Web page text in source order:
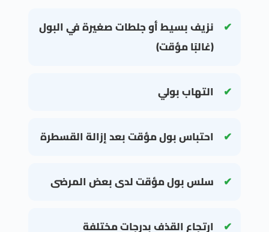
نزيف بسيط أو جلطات صغيرة في البول
(غالبًا مؤقت)
التهاب بولي
احتباس بول مؤقت بعد إزالة القسطرة
سلس بول مؤقت لدى بعض المرضى
ارتجاع القذف بدرجات مختلفة